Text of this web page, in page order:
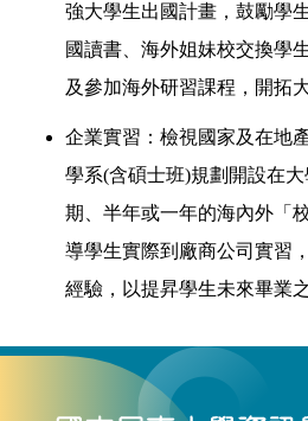
強大學生出國計畫，鼓勵學
國讀書、海外姐妹校交換學
及參加海外研習課程，開拓
企業實習：檢視國家及在地
學系(含碩士班)規劃開設在
期、半年或一年的海內外「
導學生實際到廠商公司實習
經驗，以提昇學生未來畢業